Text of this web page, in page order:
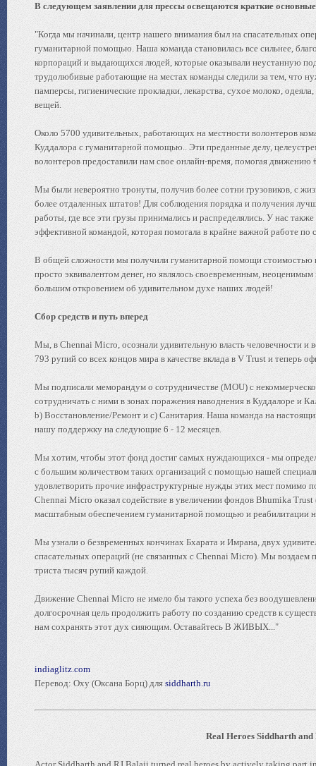
В следующем заявлении для прессы освещаются краткие
"Когда мы начинали, центр нашего внимания был на спасательных
гуманитарной помощью. Наша команда становилась все сильнее,
корпораций и выдающихся людей, которые оказывали неустанную
трудолюбивые работающие на местах команды следили за тем, что
памперсы, гигиенические прокладки, лекарства, сухое молоко,
вещей.
Около 5700 удивительных, работающих на местности волонтеров
Куддалора с гуманитарной помощью.. Эти преданные делу,
волонтеров предоставили нам свое онлайн-время, помогая
Мы были невероятно тронуты, получив более сотни грузовиков, с
более отдаленных штатов! Для соблюдения порядка и получения
работы, где все эти грузы принимались и распределялись. У нас
эффективной командой, которая помогала в крайне важной работе
В общей сложности мы получили гуманитарной помощи
просто эквивалентом денег, но являлось своевременным,
большим откровением об удивительном духе наших людей!
Сбор средств и путь вперед
Мы, в Chennai Micro, осознали удивительную власть человечности
793 рупий со всех концов мира в качестве вклада в V Trust и теперь
Мы подписали меморандум о сотрудничестве (MOU) с
сотрудничать с ними в зонах поражения наводнения в Куддалоре и
b) Восстановление/Ремонт и c) Санитария. Наша команда на
нашу поддержку на следующие 6 - 12 месяцев.
Мы хотим, чтобы этот фонд достиг самых нуждающихся - мы
с большим количеством таких организаций с помощью нашей
удовлетворить прочие инфраструктурные нужды этих мест помимо
Chennai Micro оказал содействие в увеличении фондов Bhumika
масштабным обеспечением гуманитарной помощью и реабилитации
Мы узнали о безвременных кончинах Бхарата и Имрана, двух
спасательных операций (не связанных с Chennai Micro). Мы
триста тысяч рупий каждой.
Движение Chennai Micro не имело бы такого успеха без
долгосрочная цель продолжить работу по созданию средств к
нам сохранять этот дух сияющим. Оставайтесь В ЖИВЫХ..."
indiaglitz.com
Перевод: Oxy (Оксана Борц) для siddharth.ru
Real Heroes Siddharth